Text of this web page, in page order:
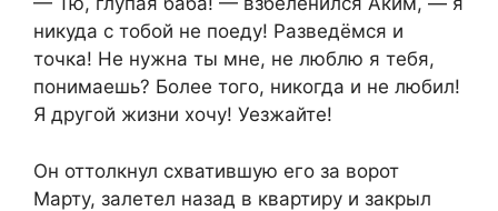
никуда с тобой не поеду! Разведёмся и
точка! Не нужна ты мне, не люблю я тебя,
понимаешь? Более того, никогда и не любил!
Я другой жизни хочу! Уезжайте!
Он оттолкнул схватившую его за ворот
Марту, залетел назад в квартиру и закрыл